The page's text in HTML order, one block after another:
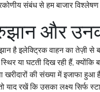
संबंध से हमबाजार विश्लेषण
और
है इलेक्ट्रिक वाहन का तेज़ी से
या घटती दिख रही हैं, क्योंकि
खरीदारों की संख्या में इजाफा हुआ
याद रखें कि उसका लक्ष्य सिर्फ